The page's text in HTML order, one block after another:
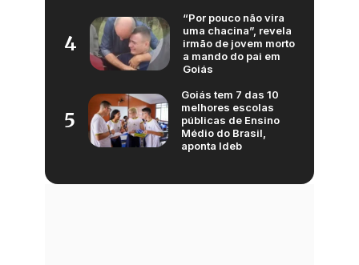
4
“Por pouco não vira
uma chacina”, revela
irmão de jovem morto
a mando do pai em
Goiás
5
Goiás tem 7 das 10
melhores escolas
públicas de Ensino
Médio do Brasil,
aponta Ideb